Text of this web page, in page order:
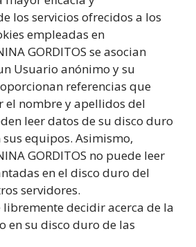
los servicios ofrecidos a los
empleadas en
GORDITOS se asocian
Usuario anónimo y su
referencias que
nombre y apellidos del
leer datos de su disco duro
equipos. Asimismo,
GORDITOS no puede leer
en el disco duro del
servidores.
decidir acerca de la
en su disco duro de las